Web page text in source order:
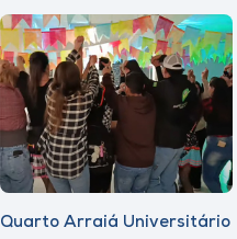
Quarto Arraiá Universitário